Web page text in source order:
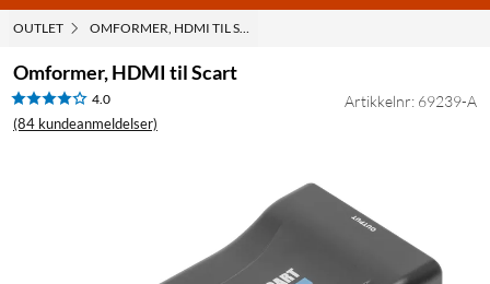
OUTLET OMFORMER, HDMI TIL SCART
Omformer, HDMI til Scart
4.0
(84 kundeanmeldelser)
Artikkelnr: 69239-A